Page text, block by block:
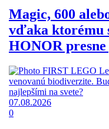
Magic, 600
vďaka ktorému
HONOR presne
07.08.2026
0